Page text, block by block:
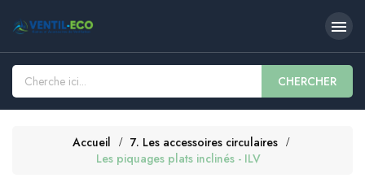

CHERCHER
Accueil
7. Les accessoires circulaires
Les piquages plats inclinés - ILV